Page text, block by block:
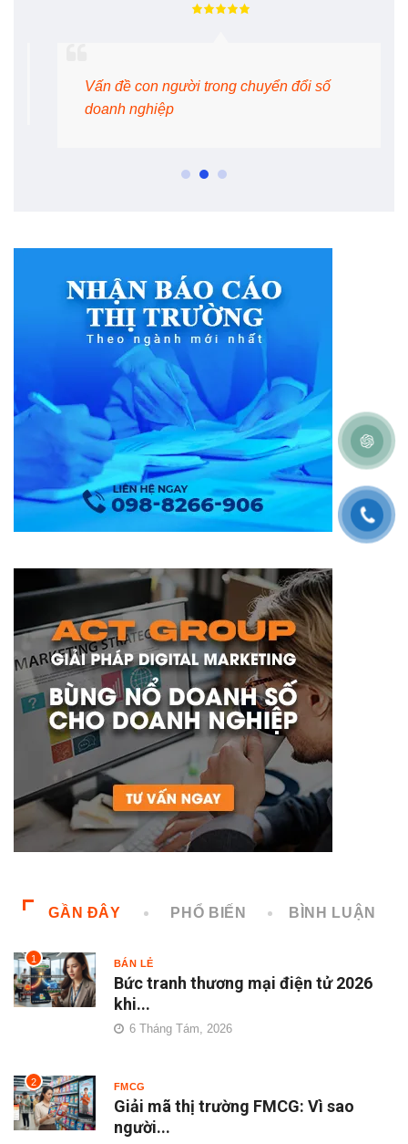
Vấn đề con người trong chuyển đổi số
doanh nghiệp
GẦN ĐÂY PHỔ BIẾN BÌNH LUẬN
1 BÁN LẺ
Bức tranh thương mại điện tử 2026
khi...
6 Tháng Tám, 2026
2 FMCG
Giải mã thị trường FMCG: Vì sao
người...